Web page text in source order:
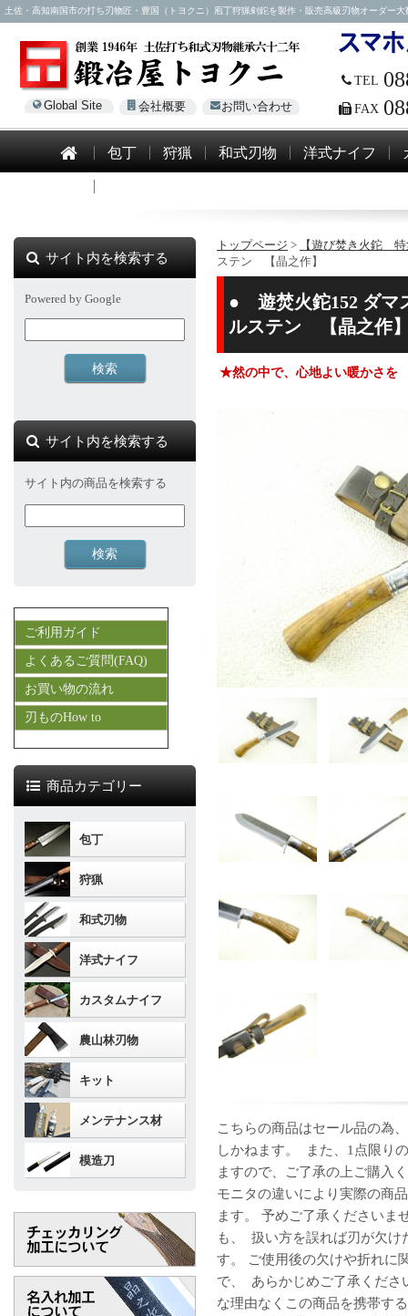
土佐・高知南国市の打ち刃物匠・豊国（トヨクニ）庖丁狩猟剣鉈を製作・販売高級刃物オーダー
Global Site 会社概要 お問い合わせ
TEL
FAX
包丁 狩猟 和式刃物 洋式ナイフ
トップページ >
【遊び焚き火鉈
ステン 【晶之作】
● 遊焚火鉈152 ダマ
ルステン 【晶之作
★然の中で、心地よい暖かさ
こちらの商品はセール品の為
しかねます。 また、1点限り
ますので、ご了承の上ご購入
モニタの違いにより実際の商
ます。 予めご了承くださいま
も、 扱い方を誤れば刃が欠け
す。 ご使用後の欠けや折れに
で、 あらかじめご了承くださ
な理由なくこの商品を携帯す
サイト内を検索する
Powered by Google
サイト内を検索する
サイト内の商品を検索する
ご利用ガイド
よくあるご質問(FAQ)
お買い物の流れ
刃ものHow to
商品カテゴリー
包丁
狩猟
和式刃物
洋式ナイフ
カスタムナイフ
農山林刃物
キット
メンテナンス材
模造刀